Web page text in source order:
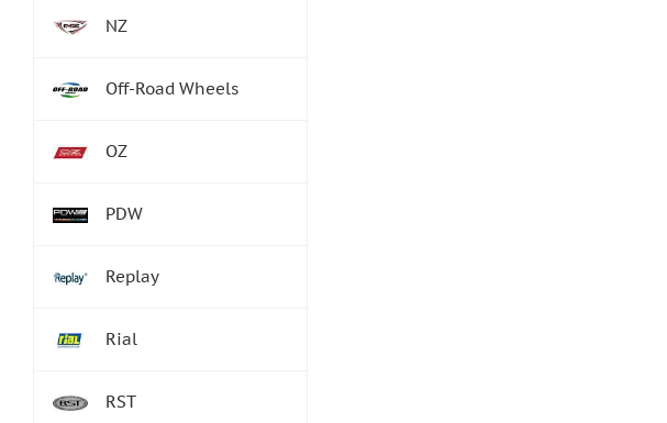
NZ
Off-Road Wheels
OZ
PDW
Replay
Rial
RST